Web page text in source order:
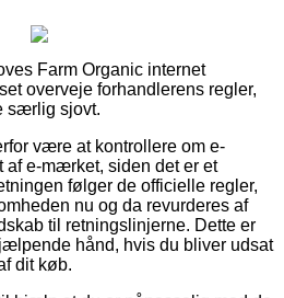
Farm Organic internet
overveje forhandlerens regler,
særlig sjovt.
være at kontrollere om e-
af e-mærket, siden det er et
følger de officielle regler,
nu og da revurderes af
til retningslinjerne. Dette er
hånd, hvis du bliver udsat
dit køb.